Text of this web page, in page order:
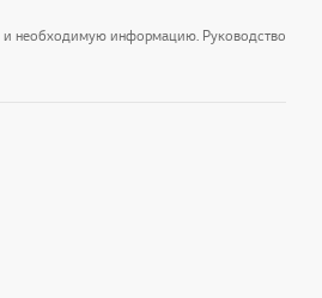
и необходимую информацию. Руководство